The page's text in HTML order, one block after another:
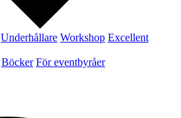
Underhållare Workshop Excellent
Böcker För eventbyråer